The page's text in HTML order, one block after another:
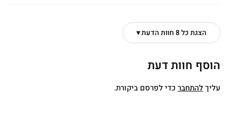
הצגת כל 8 חוות הדעת ▾
הוסף חוות דעת
עליךלהתחבר כדי לפרסם ביקורת.